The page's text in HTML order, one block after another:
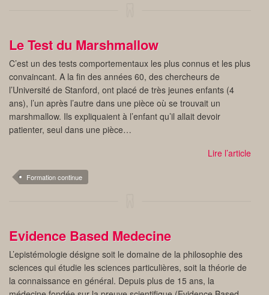
Le Test du Marshmallow
C’est un des tests comportementaux les plus connus et les plus
convaincant. A la fin des années 60, des chercheurs de
l’Université de Stanford, ont placé de très jeunes enfants (4
ans), l’un après l’autre dans une pièce où se trouvait un
marshmallow. Ils expliquaient à l’enfant qu’il allait devoir
patienter, seul dans une pièce…
Lire l’article
Formation continue
Evidence Based Medecine
L’epistémologie désigne soit le domaine de la philosophie des
sciences qui étudie les sciences particulières, soit la théorie de
la connaissance en général. Depuis plus de 15 ans, la